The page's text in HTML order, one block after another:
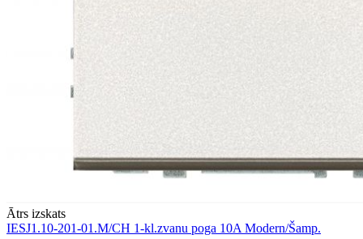
Ātrs izskats
IESJ1.10-201-01.M/CH 1-kl.zvanu poga 10A Modern/Šamp.